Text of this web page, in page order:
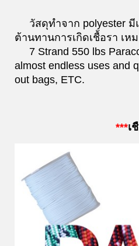
วัสดุทำจาก polyester มี
ต้านทานการเกิดเชื้อรา เ
7 Strand 550 lbs
almost endless uses and
out bags, ETC.
***เ